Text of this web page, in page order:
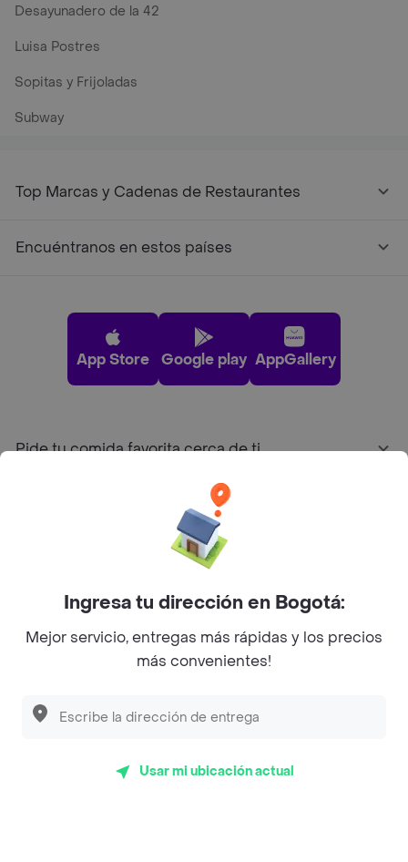
Desayunadero de la 42
Luisa Postres
Sopitas y Frijoladas
Subway
Top Marcas y Cadenas de Restaurantes
Encuéntranos en estos países
App Store Google play AppGallery
Pide tu comida favorita cerca de ti
Sobre Rappi
Facebook
Twitter
Instagram
©2026Rappi Inc. All rights reserved.
Ingresa tu dirección en Bogotá:
Mejor servicio, entregas más rápidas y los precios
más convenientes!
Usar mi ubicación actual